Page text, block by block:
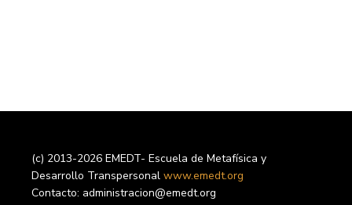
(c) 2013-2026 EMEDT- Escuela de Metafísica y
Desarrollo Transpersonal www.emedt.org
Contacto: administracion@emedt.org